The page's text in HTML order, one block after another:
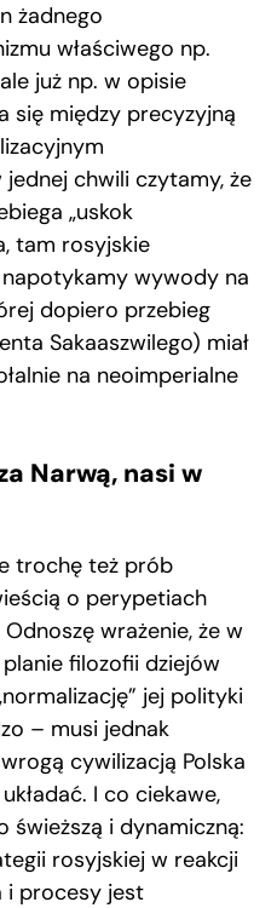
żadnego
właściwego np.
już np. w opisie
się między precyzyjną
chwili czytamy, że
„uskok
tam rosyjskie
wywody na
dopiero przebieg
Sakaaszwilego) miał
na neoimperialne
Narwą, nasi w
trochę też prób
o perypetiach
wrażenie, że w
filozofii dziejów
jej polityki
– musi jednak
cywilizacją Polska
I co ciekawe,
świeższą i dynamiczną:
rosyjskiej w reakcji
i procesy jest